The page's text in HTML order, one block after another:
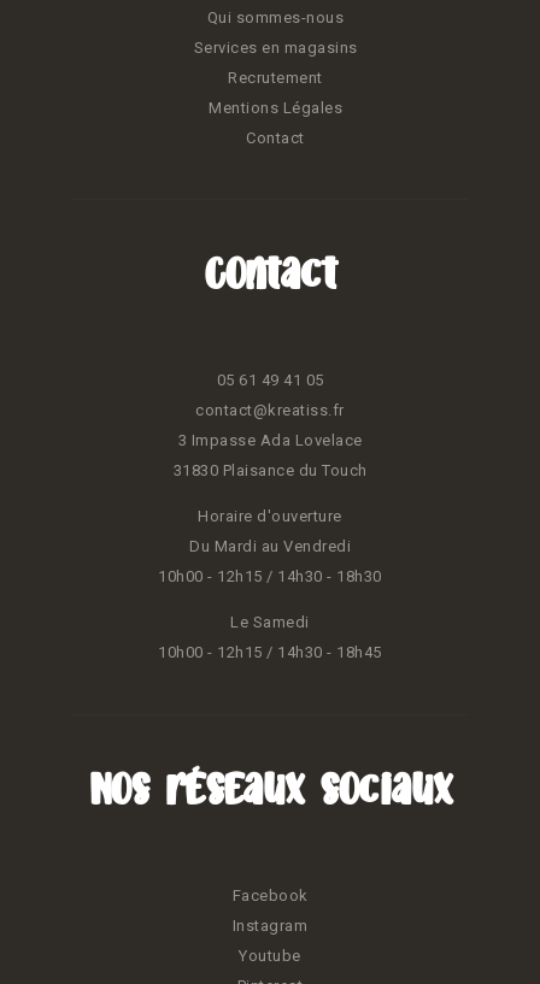
Qui sommes-nous
Services en magasins
Recrutement
Mentions Légales
Contact
Contact
05 61 49 41 05
contact@kreatiss.fr
3 Impasse Ada Lovelace
31830 Plaisance du Touch
Horaire d'ouverture
Du Mardi au Vendredi
10h00 - 12h15 / 14h30 - 18h30
Le Samedi
10h00 - 12h15 / 14h30 - 18h45
Nos réseaux sociaux
Facebook
Instagram
Youtube